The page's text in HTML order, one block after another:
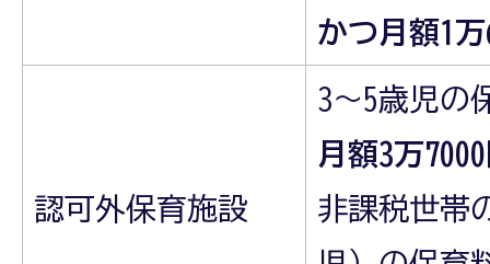
かつ月額1
認可外保育施設
3～5歳児の
月額3万
非課税世帯